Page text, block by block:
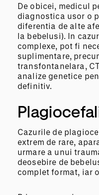
De obicei, medicul
diagnostica usor o
diferentia de alte
la bebelusi). In
complexe, pot fi
suplimentare,
transfontanelara,
analize genetice
definitiv.
Cazurile de
extrem de rare,
urmare a unui
deosebire de
complet format, iar